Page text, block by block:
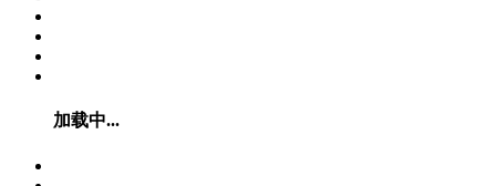
加载中...